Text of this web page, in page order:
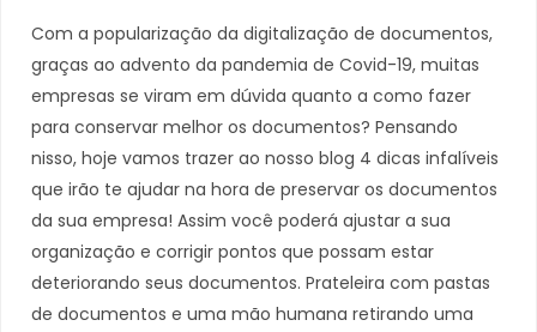
Com a popularização da digitalização de documentos,
graças ao advento da pandemia de Covid-19, muitas
empresas se viram em dúvida quanto a como fazer
para conservar melhor os documentos? Pensando
nisso, hoje vamos trazer ao nosso blog 4 dicas infalíveis
que irão te ajudar na hora de preservar os documentos
da sua empresa! Assim você poderá ajustar a sua
organização e corrigir pontos que possam estar
deteriorando seus documentos. Prateleira com pastas
de documentos e uma mão humana retirando uma